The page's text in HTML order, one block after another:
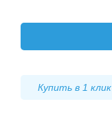
Купить в 1 клик